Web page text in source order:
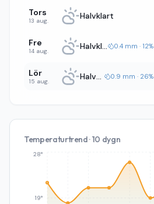
Tors
13 aug. Halvklart
Fre
14 aug. Halvklart 0.4 mm · 12%
Lör
15 aug. Halvklart 0.9 mm · 26%
Temperaturtrend · 10 dygn
19°
28°